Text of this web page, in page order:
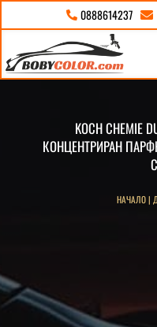
 0888614237 
KOCH CHEMIE
КОНЦЕНТРИРАН
НАЧАЛО|